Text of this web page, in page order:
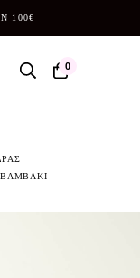
100€
0
ΒΑΜΒΑΚΙ